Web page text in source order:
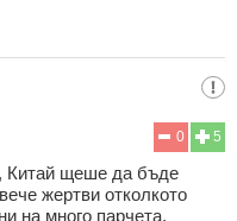
5
0
Китай щеше да бъде
жертви отколкото
на много парчета,